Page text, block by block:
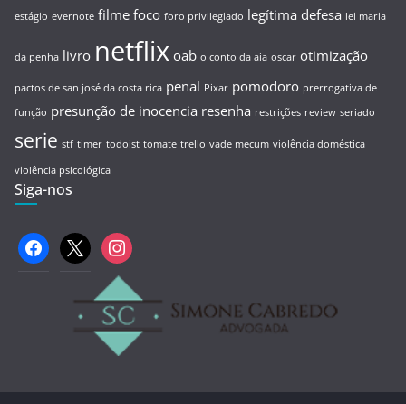
estágio evernote filmefoco foro privilegiado legítima defesa lei maria
da penha livro netflixoab o conto da aia oscar otimização
pactos de san josé da costa rica penal Pixar pomodoro prerrogativa de
função presunção de inocencia resenha restrições review seriado
serie stf timer todoist tomate trello vade mecum violência doméstica
violência psicológica
Siga-nos
facebook
x instagram